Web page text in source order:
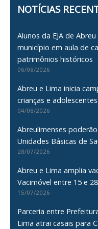
NOTÍCIAS
Alunos da EJA de
município em aula de
patrimônios históricos
06/08/2026
Abreu e Lima inicia
crianças e adolescentes
04/08/2026
Abreulimenses
Unidades Básicas de
28/07/2026
Abreu e Lima amplia
Vacimóvel entre 15 e
15/07/2026
Parceria entre
Lima atrai casais para